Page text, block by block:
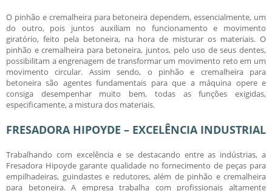
O pinhão e cremalheira para betoneira dependem, essencialmente, um
do outro, pois juntos auxiliam no funcionamento e movimento
giratório, feito pela betoneira, na hora de misturar os materiais. O
pinhão e cremalheira para betoneira, juntos, pelo uso de seus dentes,
possibilitam a engrenagem de transformar um movimento reto em um
movimento circular. Assim sendo, o pinhão e cremalheira para
betoneira são agentes fundamentais para que a máquina opere e
consiga desempenhar muito bem, todas as funções exigidas,
especificamente, a mistura dos materiais.
FRESADORA HIPOYDE – EXCELÊNCIA INDUSTRIAL
Trabalhando com excelência e se destacando entre as indústrias, a
Fresadora Hipoyde garante qualidade no fornecimento de peças para
empilhadeiras, guindastes e redutores, além de pinhão e cremalheira
para betoneira. A empresa trabalha com profissionais altamente